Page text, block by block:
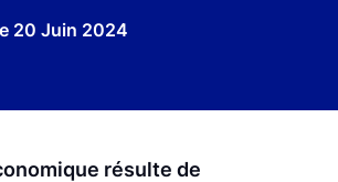
20 Juin 2024
résulte de